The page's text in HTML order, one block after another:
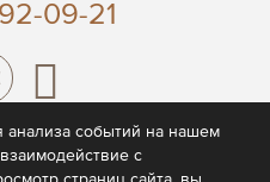
09-21
событий на нашем
с